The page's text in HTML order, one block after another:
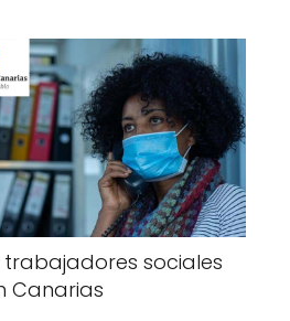
trabajadores sociales
Canarias